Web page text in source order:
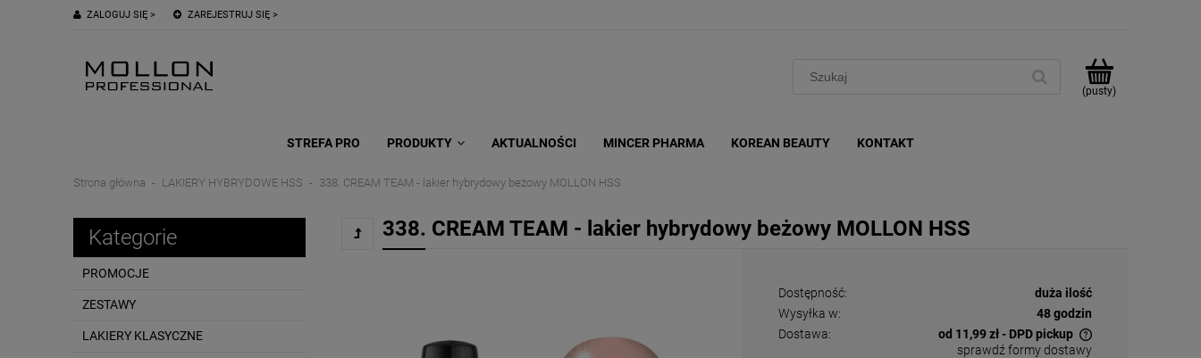
ZAREJESTRUJ SIĘ >
ZALOGUJ SIĘ >
(pusty)
STREFA PRO PRODUKTY AKTUALNOŚCI MINCER PHARMA KOREAN BEAUTY KONTAKT
Strona główna LAKIERY HYBRYDOWE HSS 338. CREAM TEAM - lakier hybrydowy beżowy MOLLON HSS
Kategorie
PROMOCJE
ZESTAWY
LAKIERY KLASYCZNE
338. CREAM TEAM - lakier hybrydowy beżowy MOLLON HSS
Dostępność:
duża ilość
Wysyłka w:
48 godzin
Dostawa:
od 11,99 zł- DPD pickup
sprawdź formy dostawy